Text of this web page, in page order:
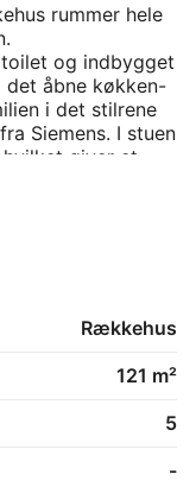
rummer hele
og indbygget
det åbne køkken-
i det stilrene
Siemens. I stuen
giver et
udnyttelse
to af værelserne
hhv. skydedøre
af lyse
og
Rækkehus
121 m²
5
-